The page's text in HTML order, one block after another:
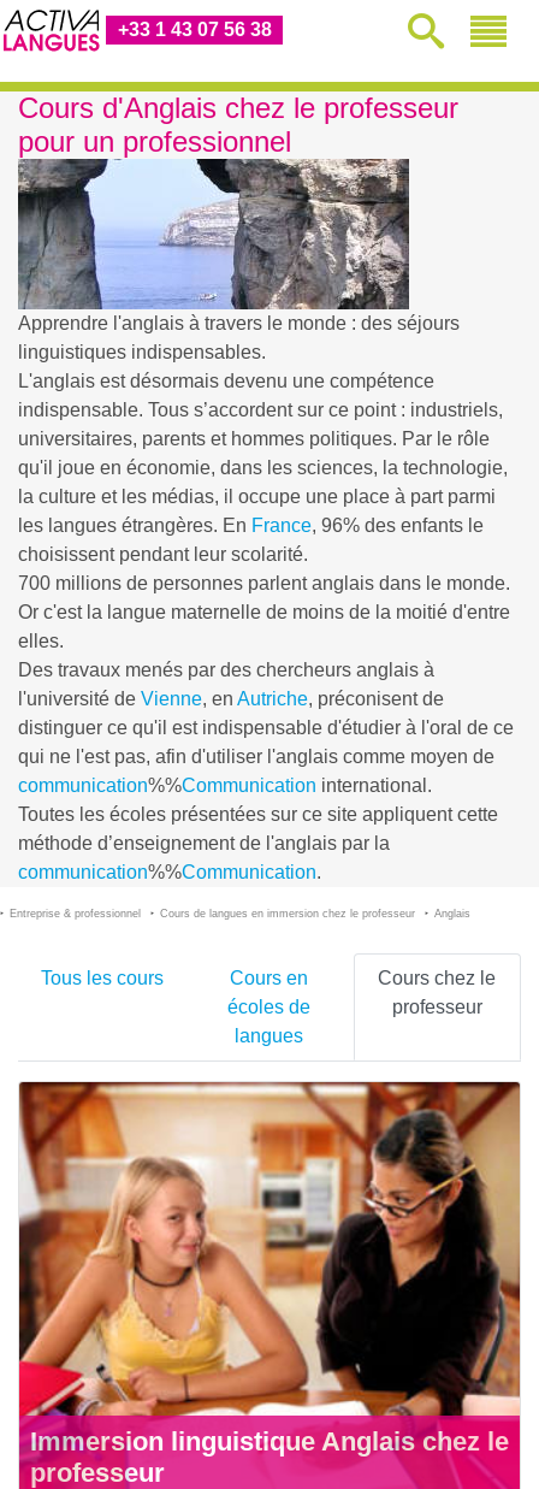
+33 1 43 07 56 38
Cours d'Anglais chez le professeur
pour un professionnel
Apprendre l'anglais à travers le monde : des séjours
linguistiques indispensables.
L'anglais est désormais devenu une compétence
indispensable. Tous s’accordent sur ce point : industriels,
universitaires, parents et hommes politiques. Par le rôle
qu'il joue en économie, dans les sciences, la technologie,
la culture et les médias, il occupe une place à part parmi
les langues étrangères. En France, 96% des enfants le
choisissent pendant leur scolarité.
700 millions de personnes parlent anglais dans le monde.
Or c'est la langue maternelle de moins de la moitié d'entre
elles.
Des travaux menés par des chercheurs anglais à
l'université de Vienne, en Autriche, préconisent de
distinguer ce qu'il est indispensable d'étudier à l'oral de ce
qui ne l'est pas, afin d'utiliser l'anglais comme moyen de
communication%%Communication international.
Toutes les écoles présentées sur ce site appliquent cette
méthode d’enseignement de l'anglais par la
communication%%Communication.
Entreprise & professionnel Cours de langues en immersion chez le professeur Anglais
Tous les cours
Cours en
écoles de
langues
Cours chez le
professeur
Immersion linguistique Anglais chez le
professeur